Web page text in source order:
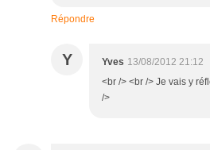
Répondre
Y Yves 13/08/2012 21:12
<br /> <br /> Je vais y
/>